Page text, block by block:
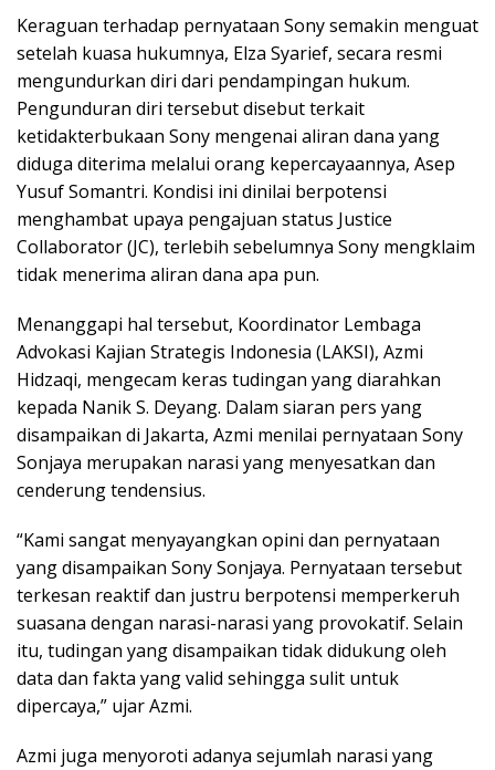
Keraguan terhadap pernyataan Sony semakin menguat
setelah kuasa hukumnya, Elza Syarief, secara resmi
mengundurkan diri dari pendampingan hukum.
Pengunduran diri tersebut disebut terkait
ketidakterbukaan Sony mengenai aliran dana yang
diduga diterima melalui orang kepercayaannya, Asep
Yusuf Somantri. Kondisi ini dinilai berpotensi
menghambat upaya pengajuan status Justice
Collaborator (JC), terlebih sebelumnya Sony mengklaim
tidak menerima aliran dana apa pun.
Menanggapi hal tersebut, Koordinator Lembaga
Advokasi Kajian Strategis Indonesia (LAKSI), Azmi
Hidzaqi, mengecam keras tudingan yang diarahkan
kepada Nanik S. Deyang. Dalam siaran pers yang
disampaikan di Jakarta, Azmi menilai pernyataan Sony
Sonjaya merupakan narasi yang menyesatkan dan
cenderung tendensius.
“Kami sangat menyayangkan opini dan pernyataan
yang disampaikan Sony Sonjaya. Pernyataan tersebut
terkesan reaktif dan justru berpotensi memperkeruh
suasana dengan narasi-narasi yang provokatif. Selain
itu, tudingan yang disampaikan tidak didukung oleh
data dan fakta yang valid sehingga sulit untuk
dipercaya,” ujar Azmi.
Azmi juga menyoroti adanya sejumlah narasi yang